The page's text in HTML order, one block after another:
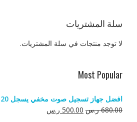
سلة المشتريات
لا توجد منتجات في سلة المشتريات.
Most Popular
افضل جهاز تسجيل صوت مخفي يسجل 20 يوم متواصلة.
680.00 ر.س السعر
500.00 ر.سالسعر